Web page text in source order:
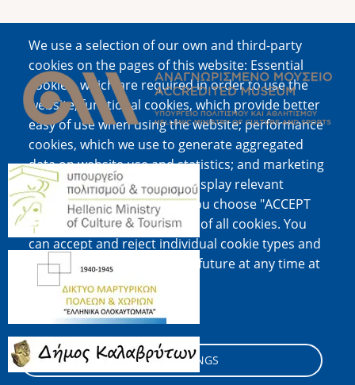
We use a selection of our own and third-party
cookies on the pages of this website: Essential
cookies, which are required in order to use the
website; functional cookies, which provide better
easy of use when using the website; performance
cookies, which we use to generate aggregated
data on website use and statistics; and marketing
cookies, which are used to display relevant
content and advertising. If you choose "ACCEPT
ALL", you consent to the use of all cookies. You
can accept and reject individual cookie types and
revoke your consent for the future at any time at
"Settings".
Cookie documentation
COOKIE SETTINGS
Image
Image
Image
Image